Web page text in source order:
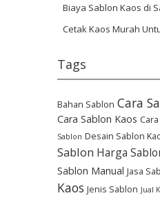
Biaya Sablon Kaos di
Cetak Kaos Murah
Tags
Bahan Sablon Cara
Cara Sablon Kaos
Sablon Desain Sablon
Sablon Harga
Sablon Manual Jasa
Kaos Jenis Sablon Jual